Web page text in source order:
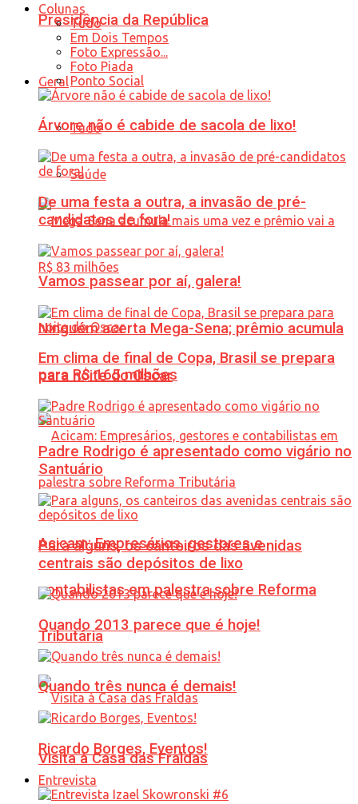
Presidência da República
Geral
Tudo
Saúde
Ninguém acerta Mega-Sena; prêmio acumula
para R$ 165 milhões
Acicam: Empresários, gestores e
contabilistas em palestra sobre Reforma
Tributária
Visita à Casa das Fraldas
Colunas
Tudo
Em Dois Tempos
Foto Expressão...
Foto Piada
Ponto Social
Árvore não é cabide de sacola de lixo!
De uma festa a outra, a invasão de pré-
candidatos de fora!
Vamos passear por aí, galera!
Em clima de final de Copa, Brasil se prepara
para noite do Oscar
Padre Rodrigo é apresentado como vigário no
Santuário
Para alguns, os canteiros das avenidas
centrais são depósitos de lixo
Quando 2013 parece que é hoje!
Quando três nunca é demais!
Ricardo Borges, Eventos!
Entrevista